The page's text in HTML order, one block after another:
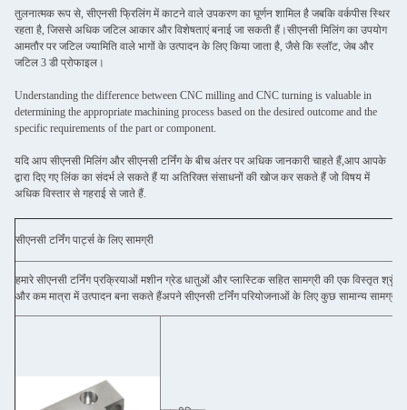
तुलनात्मक रूप से, सीएनसी फ्रिलिंग में काटने वाले उपकरण का घूर्णन शामिल है जबकि वर्कपीस स्थिर
रहता है, जिससे अधिक जटिल आकार और विशेषताएं बनाई जा सकती हैं।सीएनसी मिलिंग का उपयोग
आमतौर पर जटिल ज्यामिति वाले भागों के उत्पादन के लिए किया जाता है, जैसे कि स्लॉट, जेब और
जटिल 3 डी प्रोफाइल।
Understanding the difference between CNC milling and CNC turning is valuable in
determining the appropriate machining process based on the desired outcome and the
specific requirements of the part or component.
यदि आप सीएनसी मिलिंग और सीएनसी टर्निंग के बीच अंतर पर अधिक जानकारी चाहते हैं,आप आपके
द्वारा दिए गए लिंक का संदर्भ ले सकते हैं या अतिरिक्त संसाधनों की खोज कर सकते हैं जो विषय में
अधिक विस्तार से गहराई से जाते हैं.
सीएनसी टर्निंग पार्ट्स के लिए सामग्री
हमारे सीएनसी टर्निंग प्रक्रियाओं मशीन ग्रेड धातुओं और प्लास्टिक सहित सामग्री की एक विस्तृत
और कम मात्रा में उत्पादन बना सकते हैंअपने सीएनसी टर्निंग परियोजनाओं के लिए कुछ सामान्य सामग्री